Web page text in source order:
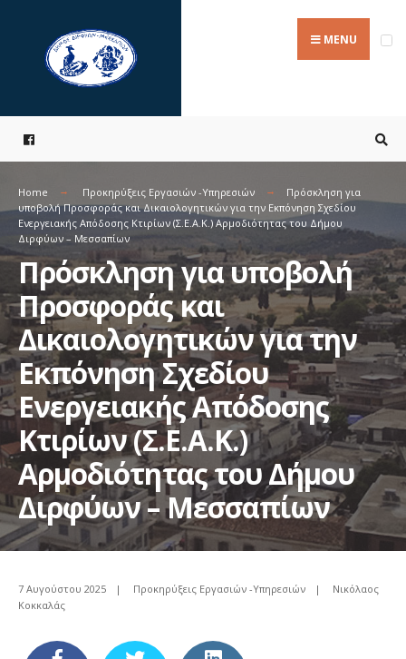
content
MENU
Home Προκηρύξεις Εργασιών -Υπηρεσιών
Πρόσκληση για
υποβολή Προσφοράς και Δικαιολογητικών για την Εκπόνηση Σχεδίου
Ενεργειακής Απόδοσης Κτιρίων (Σ.Ε.Α.Κ.) Αρμοδιότητας του Δήμου
Διρφύων – Μεσσαπίων
Πρόσκληση για υποβολή
Προσφοράς και
Δικαιολογητικών για την
Εκπόνηση Σχεδίου
Ενεργειακής Απόδοσης
Κτιρίων (Σ.Ε.Α.Κ.)
Αρμοδιότητας του Δήμου
Διρφύων – Μεσσαπίων
7 Αυγούστου 2025 | Προκηρύξεις Εργασιών -Υπηρεσιών |
Νικόλαος
Κοκκαλάς
for: